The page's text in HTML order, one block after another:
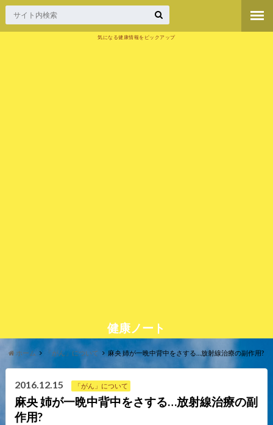
気になる健康情報をピックアップ
健康ノート
ホーム 「がん」について 麻央 姉が一晩中背中をさする…放射線治療の副作用?
2016.12.15 「がん」について
麻央 姉が一晩中背中をさする…放射線治療の副
作用?